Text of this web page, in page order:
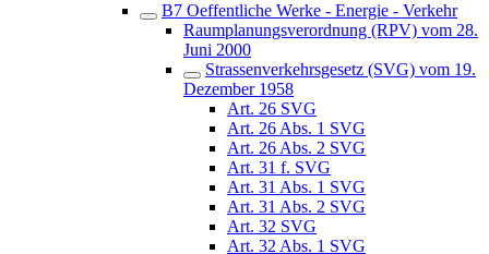
B7 Oeffentliche Werke - Energie - Verkehr
Raumplanungsverordnung (RPV) vom 28.
Juni 2000
Strassenverkehrsgesetz (SVG) vom 19.
Dezember 1958
Art. 26 SVG
Art. 26 Abs. 1 SVG
Art. 26 Abs. 2 SVG
Art. 31 f. SVG
Art. 31 Abs. 1 SVG
Art. 31 Abs. 2 SVG
Art. 32 SVG
Art. 32 Abs. 1 SVG